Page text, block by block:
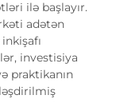
ilə başlayır.
adətən
investisiya
praktikanın